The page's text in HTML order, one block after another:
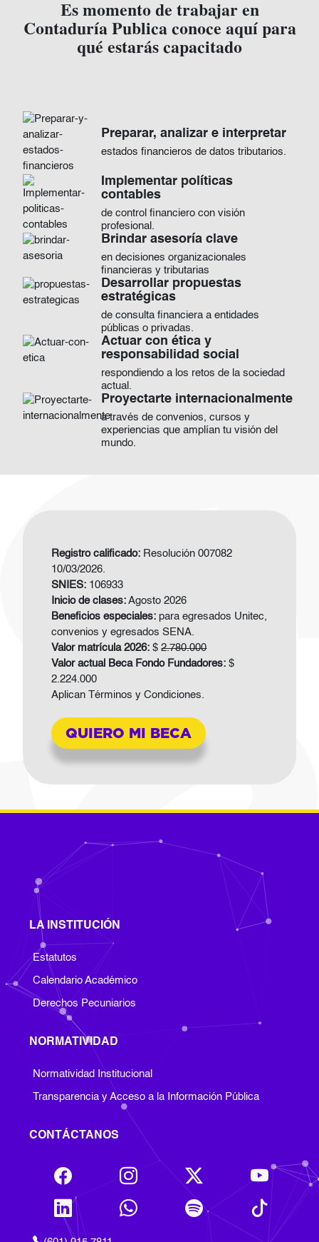
Es momento de trabajar en
Contaduría Publica conoce aquí para
qué estarás capacitado
Imagen
Preparar, analizar e interpretar
estados financieros de datos tributarios.
Imagen
Implementar políticas
contables
de control financiero con visión
profesional.
Imagen
Brindar asesoría clave
en decisiones organizacionales
financieras y tributarias
Imagen
Desarrollar propuestas
estratégicas
de consulta financiera a entidades
públicas o privadas.
Imagen
Actuar con ética y
responsabilidad social
respondiendo a los retos de la sociedad
actual.
Imagen
Proyectarte internacionalmente
a través de convenios, cursos y
experiencias que amplían tu visión del
mundo.
Registro calificado: Resolución 007082
10/03/2026.
SNIES: 106933
Inicio de clases: Agosto 2026
Beneficios especiales: para egresados Unitec,
convenios y egresados SENA.
Valor matrícula 2026: $2.780.000
Valor actual Beca Fondo Fundadores: $
2.224.000
Aplican Términos y Condiciones.
QUIERO MI BECA
LA INSTITUCIÓN
Footer Institucion
Estatutos
Calendario Académico
Derechos Pecuniarios
NORMATIVIDAD
Footer Normatividad
Normatividad Institucional
Transparencia y Acceso a la Información Pública
CONTÁCTANOS